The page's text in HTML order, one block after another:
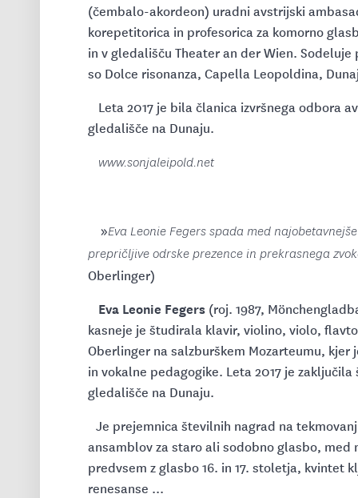
(čembalo-akordeon) uradni avstrijski
korepetitorica in profesorica za komorno
in v gledališču Theater an der Wien.
so Dolce risonanza, Capella Leopoldina,
Leta 2017 je bila članica izvršnega odbora
gledališče na Dunaju.
www.sonjaleipold.net
»Eva Leonie Fegers spada med
prepričljive odrske prezence in prekrasnega
Oberlinger)
Eva Leonie Fegers (roj. 1987,
kasneje je študirala klavir, violino, violo,
Oberlinger na salzburškem Mozarteumu,
in vokalne pedagogike. Leta 2017 je
gledališče na Dunaju.
Je prejemnica številnih nagrad na
ansamblov za staro ali sodobno glasbo, med
predvsem z glasbo 16. in 17. stoletja, kvintet
renesanse ...